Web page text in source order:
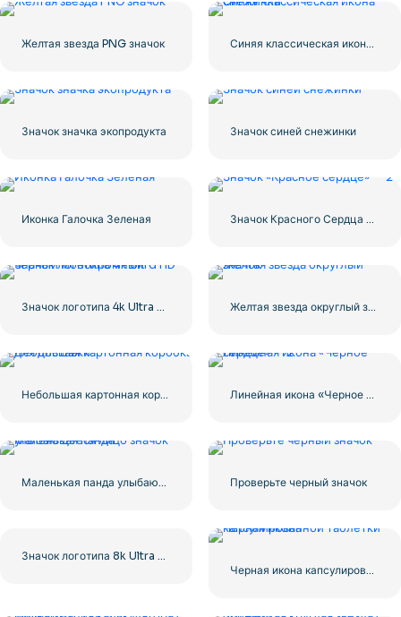
Желтая звезда PNG значок
Значок значка экопродукта Значок синей снежинки
Иконка Галочка Зеленая
Желтая звезда округлый значок
Проверьте черный значок